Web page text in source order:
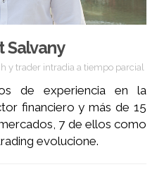
Salvany
y trader intradia a tiempo parcial
de experiencia en la
financiero y más de 15
7 de ellos como
evolucione.